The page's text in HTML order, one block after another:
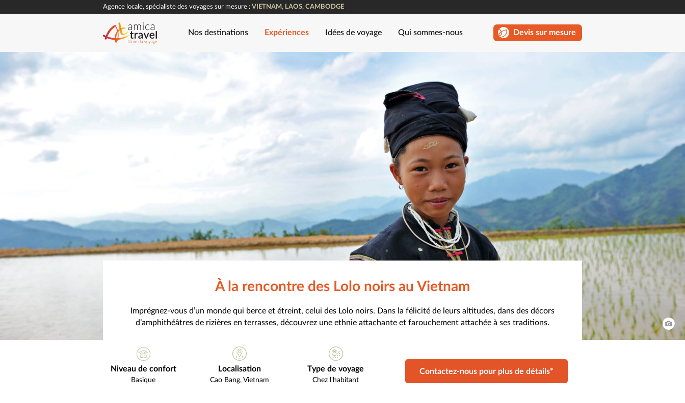
Agence locale, spécialiste des voyages sur mesure : VIETNAM, LAOS, CAMBODGE
Nos destinations Expériences Idées de voyage Qui sommes-nous Devis sur mesure
À la rencontre des Lolo noirs au Vietnam
Imprégnez-vous d’un monde qui berce et étreint, celui des Lolo noirs. Dans la félicité de leurs altitudes, dans des décors
d’amphithéâtres de rizières en terrasses, découvrez une ethnie attachante et farouchement attachée à ses traditions.
Niveau de confort
Basique
Localisation
Cao Bang, Vietnam
Type de voyage
Chez l'habitant
Contactez-nous pour plus de détails*